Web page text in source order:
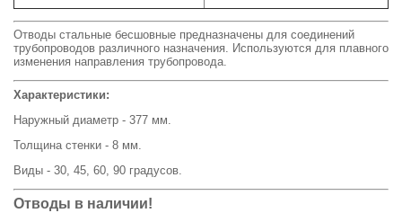
Отводы стальные бесшовные предназначены для соединений
трубопроводов различного назначения. Используются для плавного
изменения направления трубопровода.
Характеристики:
Наружный диаметр - 377 мм.
Толщина стенки - 8 мм.
Виды - 30, 45, 60, 90 градусов.
Отводы в наличии!